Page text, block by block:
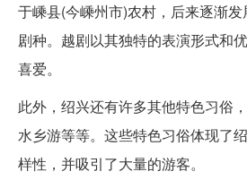
于嵊县(今嵊州市)农村，后来逐渐
剧种。越剧以其独特的表演形式和
喜爱。
此外，绍兴还有许多其他特色习俗
水乡游等等。这些特色习俗体现了
样性，并吸引了大量的游客。